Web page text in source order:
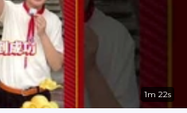
1m 22s